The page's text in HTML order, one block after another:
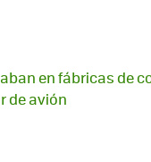
en fábricas de
de avión